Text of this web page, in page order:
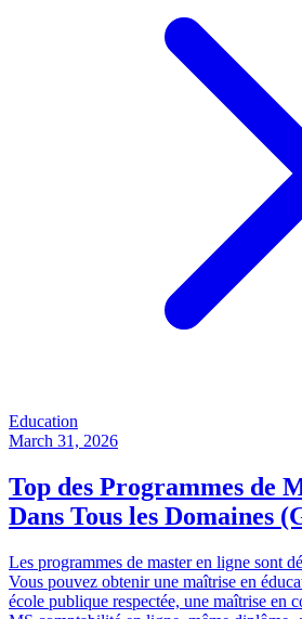
Education
March 31, 2026
Top des Programmes de
Dans Tous les Domaines
Les programmes de master en ligne sont
Vous pouvez obtenir une maîtrise en
école publique respectée, une maîtrise en